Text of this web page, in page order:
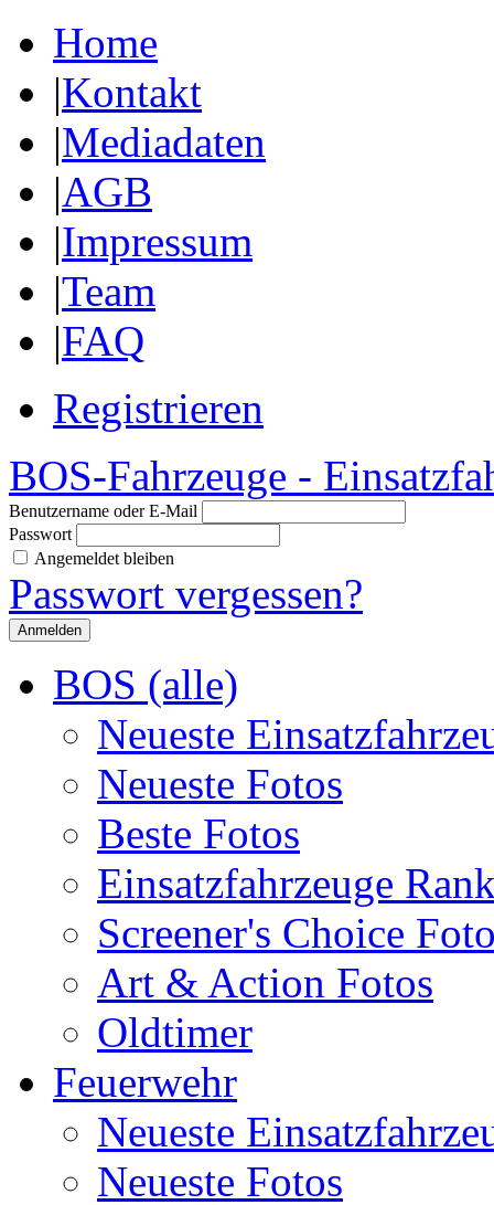
Home
|Kontakt
|Mediadaten
|AGB
|Impressum
|Team
|FAQ
Registrieren
BOS-Fahrzeuge -
Benutzername oder E-Mail
Passwort
Angemeldet bleiben
Passwort vergessen?
BOS (alle)
Neueste
Neueste Fotos
Beste Fotos
Einsatzfahrzeuge
Screener's Choice
Art & Action Fotos
Oldtimer
Feuerwehr
Neueste
Neueste Fotos